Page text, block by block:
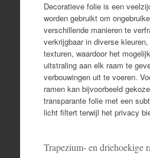
Decoratieve folie is een
worden gebruikt om
verschillende manieren te
verkrijgbaar in diverse
texturen, waardoor het
uitstraling aan elk raam te
verbouwingen uit te voeren.
ramen kan bijvoorbeeld
transparante folie met een
licht filtert terwijl het privacy
Trapezium- en driehoekige